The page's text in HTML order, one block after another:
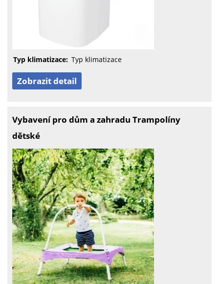
Typ klimatizace: Typ klimatizace
Zobrazit detail
Vybavení pro dům a zahradu Trampolíny
dětské